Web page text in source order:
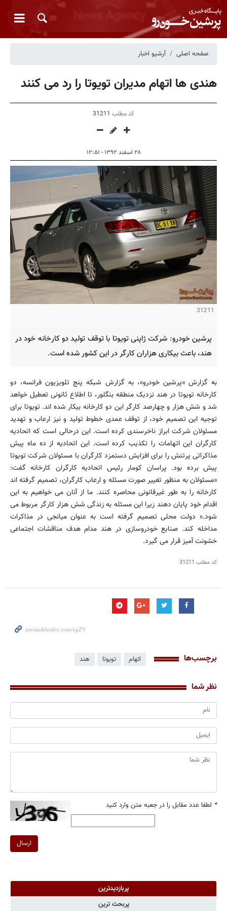
صفحه اصلی آرشیو اخبار
هندی ها اتهام مدیران تویوتا را رد می کنند
کد مطلب 31211
۲۸ اسفند ۱۳۹۲ - ۱۲:۵۱
31211
پرشین خودرو: شرکت ژاپنی تویوتا با توقف تولید دو کارخانه خود در
هند، باعث بیکاری هزاران کارگر در این کشور شده است.
به گزارش «پرشین خودرو»، به گزارش شبکه پنج تلویزیون فرانسه، دو
کارخانه تویوتا در هند نزدیک منطقه بنگلور، تا اطلاع ثانونی تعطیل خواهد
شد و شش هزار و چهارصد کارگر این دو کارخانه بیکار شده اند. تویوتا برای
توجیه این تصمیم خود، از توقف عمدی خطوط تولید و نیز ارعاب و تهدید
مسئولان شرکت ابراز ناخرسندی کرده است. این درحالی است که اتحادیه
کارگران این اتهامات را تکذیب کرده است. این اتحادیه از ده ماه پیش
مذاکراتی پرتنش را برای افزایش دستمزد کارگران با مسئولان شرکت تویوتا
پیش برده بود. پراسان کومار رئیس اتحادیه کارگران کارخانه گفت:
«مسئولان به منظور تغییر صورت مسئله و ارعاب کارگران، تصمیم گرفته اند
کارخانه را به طور غیرقانونی محاصره کنند. ما از آنان می خواهیم به این
اقدام خود پایان دهند زیرا این مسئله به زندگی شش هزار کارگر مربوط می
شود.» دولت محلی تصمیم گرفته است به عنوان میانجی در مذاکرات
مداخله کند. صنایع خودروسازی در هند مدام هدف مناقشات اجتماعی
خشونت آمیز قرار می گیرد.
کد مطلب 31211
برچسب‌ها اتهام تویوتا هند
نظر شما
* لطفا عدد مقابل را در جعبه متن وارد کنید
ارسال
پربازدیدترین
پربحث ترین